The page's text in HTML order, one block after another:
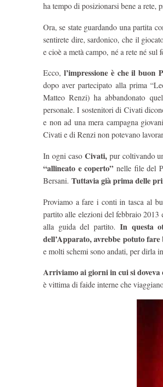
ha tempo di posizionarsi bene a rete,
Ora, se state guardando una partita
sentirete dire, sardonico, che il
e cioè a metà campo, né a rete né
Ecco, l’impressione è che il
dopo aver partecipato alla prima
Matteo Renzi) ha abbandonato
personale. I sostenitori di Civati
e non ad una mera campagna
Civati e di Renzi non potevano
In ogni caso Civati,pur coltivando
“allineato e coperto” nelle file del
Bersani. Tuttavia già prima delle
Proviamo a fare i conti in tasca al
partito alle elezioni del febbraio 2013
alla guida del partito. In questa
dell’Apparato, avrebbe potuto fare
e molti schemi sono andati, per dirla
Arriviamo ai giorni in cui si doveva
è vittima di faide interne che